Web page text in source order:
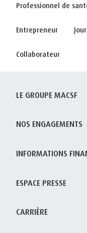
Professionnel de
Entrepreneur
Collaborateur
LE GROUPE MACSF
NOS ENGAGEMENTS
INFORMATIONS
ESPACE PRESSE
CARRIÈRE